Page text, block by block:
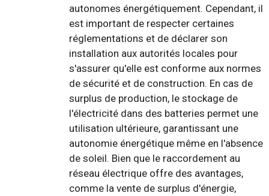
autonomes énergétiquement. Cependant, il
est important de respecter certaines
réglementations et de déclarer son
installation aux autorités locales pour
s'assurer qu'elle est conforme aux normes
de sécurité et de construction. En cas de
surplus de production, le stockage de
l'électricité dans des batteries permet une
utilisation ultérieure, garantissant une
autonomie énergétique même en l'absence
de soleil. Bien que le raccordement au
réseau électrique offre des avantages,
comme la vente de surplus d'énergie,